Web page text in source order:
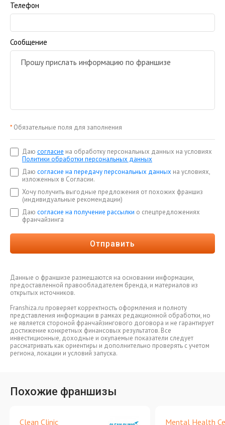
Телефон
Сообщение
* Обязательные поля для заполнения
Даю согласие на обработку персональных данных на условиях
Политики обработки персональных данных
Даю согласие на передачу персональных данных на условиях,
изложенных в Согласии.
Хочу получить выгодные предложения от похожих франшиз
(индивидуальные рекомендации)
Даю согласие на получение рассылки о спецпредложениях
франчайзинга
Отправить
Данные о франшизе размещаются на основании информации,
предоставленной правообладателем бренда, и материалов из
открытых источников.
Franshiza.ru проверяет корректность оформления и полноту
представления информации в рамках редакционной обработки, но
не является стороной франчайзингового договора и не гарантирует
достижение конкретных финансовых результатов. Все
инвестиционные, доходные и окупаемые показатели следует
рассматривать как ориентиры и дополнительно проверять с учетом
региона, локации и условий запуска.
Похожие франшизы
Clean Clinic Mental Health